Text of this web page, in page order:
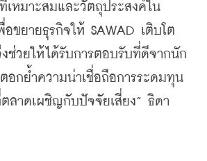
เหมาะสมและวัตถุประสงค์ใน
อขยายธุรกิจให้ SAWAD เติบโต
ช่วยให้ได้รับการตอบรับที่ดีจากนัก
อกย้ำความน่าเชื่อถือการระดมทุน
ลาดเผชิญกับปัจจัยเสี่ยง” ธิดา